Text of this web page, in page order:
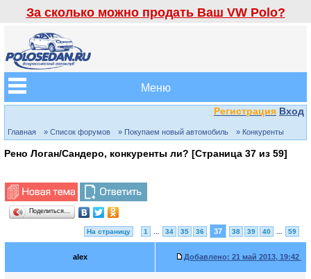
За сколько можно продать Ваш VW Polo?
Меню
Регистрация Вход
Главная » Список форумов » Покупаем новый автомобиль » Конкуренты
Рено Логан/Сандеро, конкуренты ли? [Страница 37 из 59]
Поделиться…
На страницу 1 34 35 36 37 38 39 40 59
alex Добавлено: 21 май 2013, 19:42